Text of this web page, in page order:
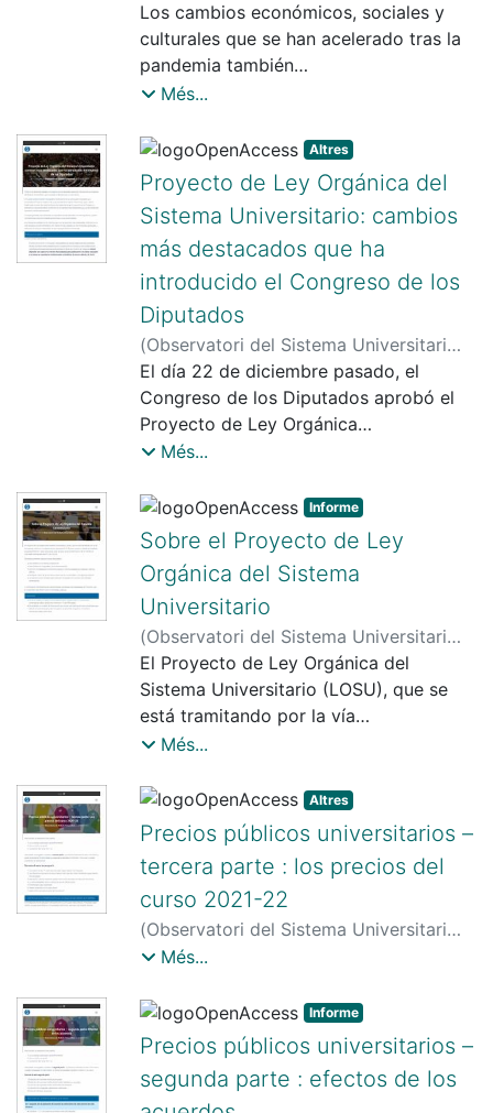
(OSU),2023-03-27)Observatori del
Sistema Universitari
Los cambios económicos, sociales y
culturales que se han acelerado tras la
pandemia también
están impactando en el mundo
de recursos digitales está
transformando rápidamente el ámbito
de la enseñanza y el aprendizaje...
Més...
Altres
Proyecto de Ley Orgánica del
Sistema Universitario: cambios
más destacados que ha
introducido el Congreso de los
Diputados
(Observatori del Sistema Universitari
(OSU) ,2023-01-09)Observatori del
Sistema Universitari
El día 22 de diciembre pasado, el
Congreso de los Diputados aprobó el
Proyecto de Ley Orgánica
del Sistema Universitario, que ha
Més...
Informe
Sobre el Proyecto de Ley
Orgánica del Sistema
Universitario
(Observatori del Sistema Universitari
(OSU),2022-10-18)Observatori del
Sistema Universitari
El Proyecto de Ley Orgánica del
Sistema Universitario (LOSU), que se
está tramitando por la vía
de urgencia, entró en el Congreso de
debate de totalidad
el 22 de setiembre y sigue avanzando,
pues el plazo para la presentación de
enmiendas al
articulado ha 􀀁nalizado este 13 de
octubre...
Més...
Altres
Precios públicos universitarios –
tercera parte : los precios del
curso 2021-22
(Observatori del Sistema Universitari
(OSU),
Més...
Informe
Precios públicos universitarios –
segunda parte : efectos de los